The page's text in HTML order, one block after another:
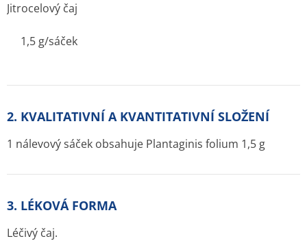
Jitrocelový čaj
1,5 g/sáček
2. KVALITATIVNÍ A KVANTITATIVNÍ SLOŽENÍ
1 nálevový sáček obsahuje Plantaginis folium 1,5 g
3. LÉKOVÁ FORMA
Léčivý čaj.